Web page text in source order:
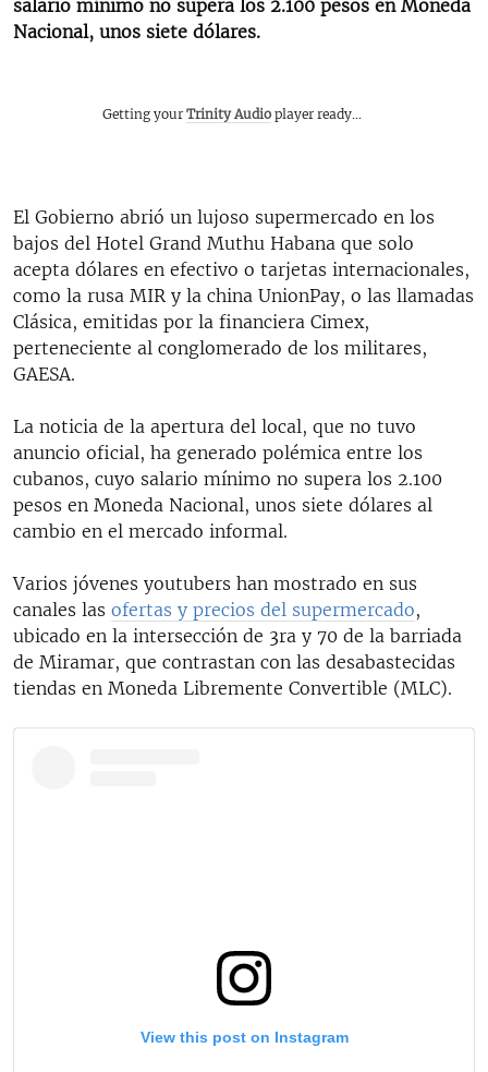
salario mínimo no supera los 2.100 pesos en Moneda
Nacional, unos siete dólares.
Getting yourTrinity Audio player ready...
El Gobierno abrió un lujoso supermercado en los
bajos del Hotel Grand Muthu Habana que solo
acepta dólares en efectivo o tarjetas internacionales,
como la rusa MIR y la china UnionPay, o las llamadas
Clásica, emitidas por la financiera Cimex,
perteneciente al conglomerado de los militares,
GAESA.
La noticia de la apertura del local, que no tuvo
anuncio oficial, ha generado polémica entre los
cubanos, cuyo salario mínimo no supera los 2.100
pesos en Moneda Nacional, unos siete dólares al
cambio en el mercado informal.
Varios jóvenes youtubers han mostrado en sus
canales las ofertas y precios del supermercado,
ubicado en la intersección de 3ra y 70 de la barriada
de Miramar, que contrastan con las desabastecidas
tiendas en Moneda Libremente Convertible (MLC).